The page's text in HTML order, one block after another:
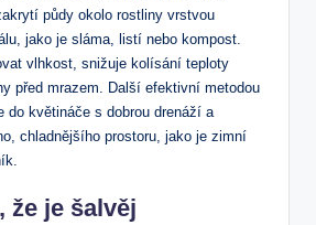
půdy okolo rostliny vrstvou
jako je sláma, listí nebo kompost.
vlhkost, snižuje ‍kolísání ‌teploty
před ‌mrazem.⁢ Další efektivní⁣ metodou
do květináče s dobrou drenáží a
chladnějšího ‍prostoru,‌ jako je zimní
že je šalvěj